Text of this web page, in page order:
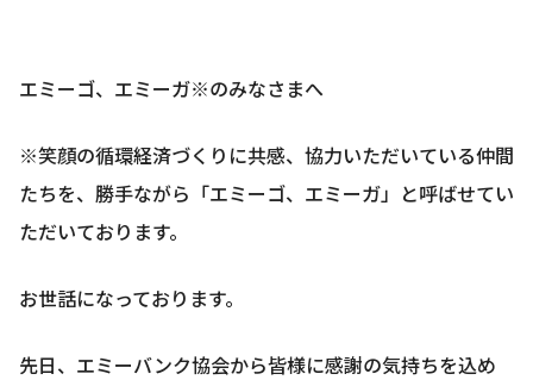
エミーゴ、エミーガ※のみなさまへ
※笑顔の循環経済づくりに共感、協力いただいている仲間
たちを、勝手ながら「エミーゴ、エミーガ」と呼ばせてい
ただいております。
お世話になっております。
先日、エミーバンク協会から皆様に感謝の気持ちを込め